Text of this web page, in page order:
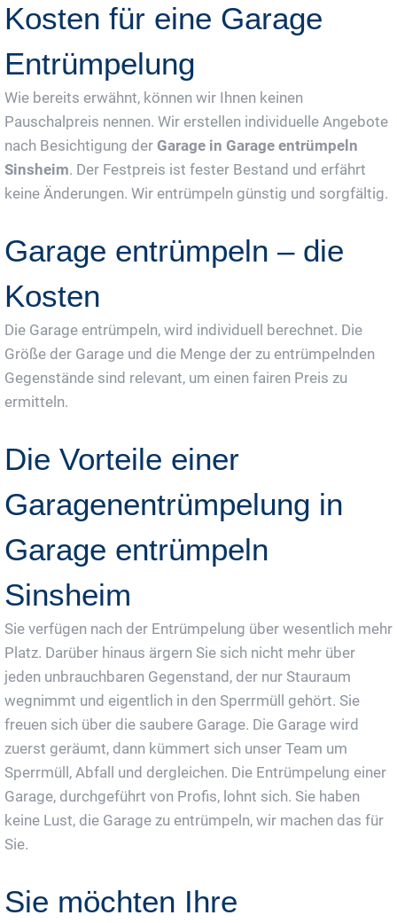
Kosten für eine Garage
Entrümpelung
Wie bereits erwähnt, können wir Ihnen keinen
Pauschalpreis nennen. Wir erstellen individuelle Angebote
nach Besichtigung der Garage in Garage entrümpeln
Sinsheim. Der Festpreis ist fester Bestand und erfährt
keine Änderungen. Wir entrümpeln günstig und sorgfältig.
Garage entrümpeln – die
Kosten
Die Garage entrümpeln, wird individuell berechnet. Die
Größe der Garage und die Menge der zu entrümpelnden
Gegenstände sind relevant, um einen fairen Preis zu
ermitteln.
Die Vorteile einer
Garagenentrümpelung in
Garage entrümpeln
Sinsheim
Sie verfügen nach der Entrümpelung über wesentlich mehr
Platz. Darüber hinaus ärgern Sie sich nicht mehr über
jeden unbrauchbaren Gegenstand, der nur Stauraum
wegnimmt und eigentlich in den Sperrmüll gehört. Sie
freuen sich über die saubere Garage. Die Garage wird
zuerst geräumt, dann kümmert sich unser Team um
Sperrmüll, Abfall und dergleichen. Die Entrümpelung einer
Garage, durchgeführt von Profis, lohnt sich. Sie haben
keine Lust, die Garage zu entrümpeln, wir machen das für
Sie.
Sie möchten Ihre